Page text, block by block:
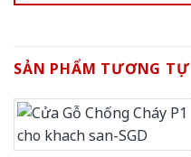
SẢN PHẨM TƯƠNG TỰ